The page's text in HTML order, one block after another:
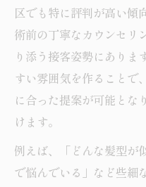
区でも特に評判が高い傾
術前の丁寧なカウンセリ
り添う接客姿勢にありま
すい雰囲気を作ることで
に合った提案が可能とな
けます。
例えば、「どんな髪型が
で悩んでいる」など些細